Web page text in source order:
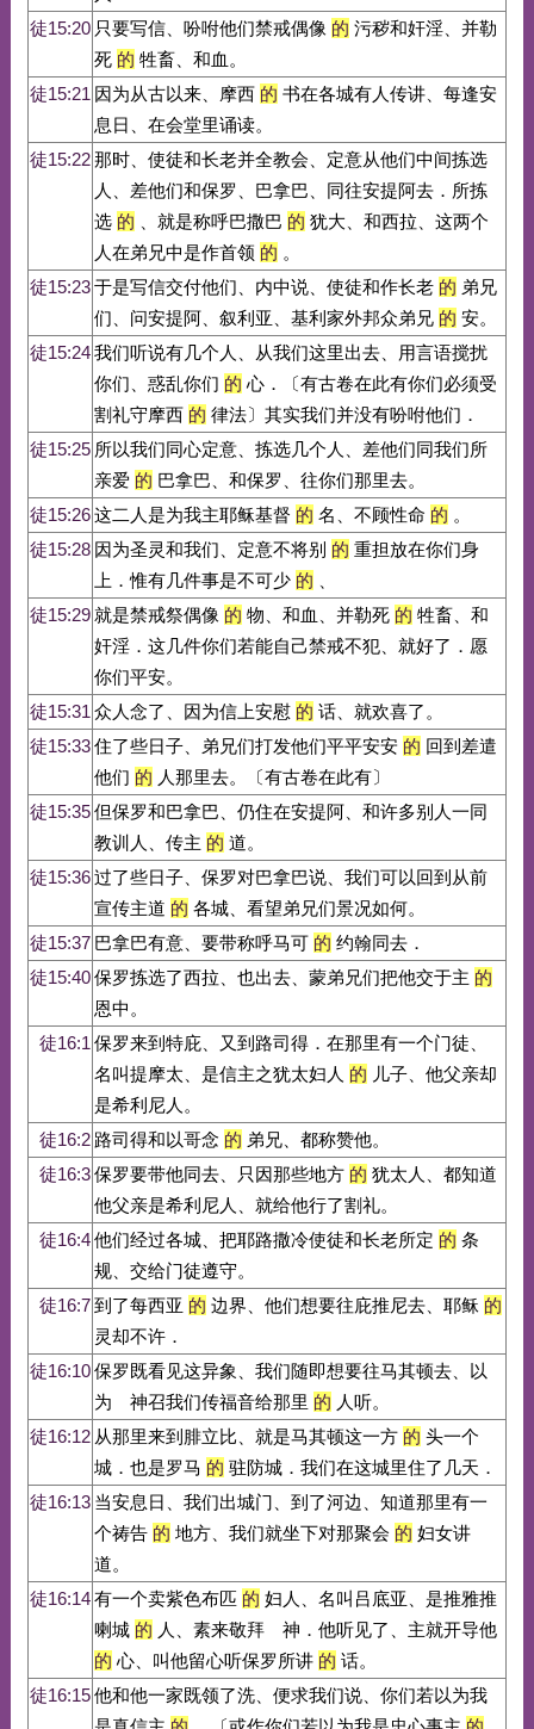
徒15:20 只要写信、吩咐他们禁戒偶像 的 污秽和奸淫、并勒
死 的 牲畜、和血。
徒15:21 因为从古以来、摩西 的 书在各城有人传讲、每逢安
息日、在会堂里诵读。
徒15:22那时、使徒和长老并全教会、定意从他们中间拣选
人、差他们和保罗、巴拿巴、同往安提阿去．所拣
选 的 、就是称呼巴撒巴 的 犹大、和西拉、这两个
人在弟兄中是作首领 的 。
徒15:23于是写信交付他们、内中说、使徒和作长老 的 弟兄
们、问安提阿、叙利亚、基利家外邦众弟兄 的 安。
徒15:24我们听说有几个人、从我们这里出去、用言语搅扰
你们、惑乱你们 的 心．〔有古卷在此有你们必须受
割礼守摩西 的 律法〕其实我们并没有吩咐他们．
徒15:25 所以我们同心定意、拣选几个人、差他们同我们所
亲爱 的 巴拿巴、和保罗、往你们那里去。
徒15:26这二人是为我主耶稣基督 的 名、不顾性命 的 。
徒15:28 因为圣灵和我们、定意不将别 的 重担放在你们身
上．惟有几件事是不可少 的
徒15:29就是禁戒祭偶像 的 物、和血、并勒死 的 牲畜、和
奸淫．这几件你们若能自己禁戒不犯、就好了．愿
你们平安。
徒15:31 众人念了、因为信上安慰 的 话、就欢喜了。
徒15:33住了些日子、弟兄们打发他们平平安安 的 回到差遣
他们 的 人那里去。〔有古卷在此有〕
徒15:35但保罗和巴拿巴、仍住在安提阿、和许多别人一同
教训人、传主 的 道。
徒15:36过了些日子、保罗对巴拿巴说、我们可以回到从前
宣传主道 的 各城、看望弟兄们景况如何。
徒15:37 巴拿巴有意、要带称呼马可 的 约翰同去．
徒15:40保罗拣选了西拉、也出去、蒙弟兄们把他交于主 的
恩中。
徒16:1 保罗来到特庇、又到路司得．在那里有一个门徒、
名叫提摩太、是信主之犹太妇人 的 儿子、他父亲却
是希利尼人。
徒16:2 路司得和以哥念 的 弟兄、都称赞他。
徒16:3保罗要带他同去、只因那些地方 的 犹太人、都知道
他父亲是希利尼人、就给他行了割礼。
徒16:4他们经过各城、把耶路撒冷使徒和长老所定 的 条
规、交给门徒遵守。
徒16:7到了每西亚 的 边界、他们想要往庇推尼去、耶稣 的
灵却不许．
徒16:10保罗既看见这异象、我们随即想要往马其顿去、以
为 神召我们传福音给那里 的 人听。
徒16:12 从那里来到腓立比、就是马其顿这一方 的 头一个
城．也是罗马 的 驻防城．我们在这城里住了几天．
徒16:13 当安息日、我们出城门、到了河边、知道那里有一
个祷告 的 地方、我们就坐下对那聚会 的 妇女讲
道。
徒16:14有一个卖紫色布匹 的 妇人、名叫吕底亚、是推雅推
喇城 的 人、素来敬拜 神．他听见了、主就开导他
的 心、叫他留心听保罗所讲 的 话。
徒16:15他和他一家既领了洗、便求我们说、你们若以为我